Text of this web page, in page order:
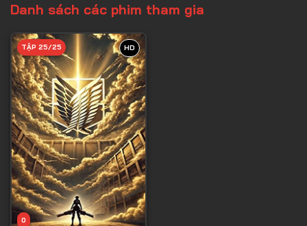
Danh sách các phim tham gia
HD
0
TẬP 25/25